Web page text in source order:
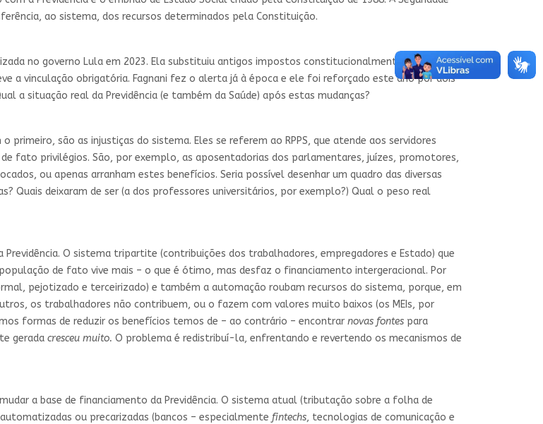
ao sistema, dos recursos determinados pela Constituição.
no governo Lula em 2023. Ela substituiu antigos impostos constitucionalmente destinados
a vinculação obrigatória. Fagnani fez o alerta já à época e ele foi reforçado este ano por dois
a situação real da Previdência (e também da Saúde) após estas mudanças?
são as injustiças do sistema. Eles se referem ao RPPS, que atende aos servidores
fato privilégios. São, por exemplo, as aposentadorias dos parlamentares, juízes, promotores,
ou apenas arranham estes benefícios. Seria possível desenhar um quadro das diversas
Quais deixaram de ser (a dos professores universitários, por exemplo?) Qual o peso real
O sistema tripartite (contribuições dos trabalhadores, empregadores e Estado) que
de fato vive mais – o que é ótimo, mas desfaz o financiamento intergeracional. Por
pejotizado e terceirizado) e também a automação roubam recursos do sistema, porque, em
os trabalhadores não contribuem, ou o fazem com valores muito baixos (os MEIs, por
formas de reduzir os benefícios temos de – ao contrário – encontrar novas fontes para
gerada cresceu muito. O problema é redistribuí-la, enfrentando e revertendo os mecanismos de
a base de financiamento da Previdência. O sistema atual (tributação sobre a folha de
ou precarizadas (bancos – especialmente fintechs, tecnologias de comunicação e